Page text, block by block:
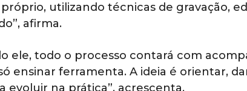
utilizando técnicas de gravação,
afirma.
ele, todo o processo contará com
ensinar ferramenta. A ideia é orientar,
evoluir na prática”, acrescenta.